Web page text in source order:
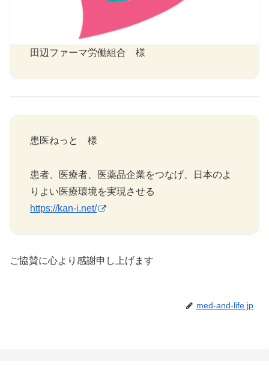
田辺ファーマ労働組合 様
患医ねっと 様
患者、医療者、医薬品企業をつなげ、日本のよ
りよい医療環境を実現させる
https://kan-i.net/
ご協賛に心より感謝申し上げます
med-and-life.jp